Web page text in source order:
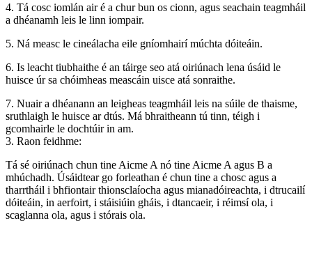
4. Tá cosc ​​​​iomlán air é a chur bun os cionn, agus seachain teagmháil
a dhéanamh leis le linn iompair.
5. Ná measc le cineálacha eile gníomhairí múchta dóiteáin.
6. Is leacht tiubhaithe é an táirge seo atá oiriúnach lena úsáid le
huisce úr sa chóimheas meascáin uisce atá sonraithe.
7. Nuair a dhéanann an leigheas teagmháil leis na súile de thaisme,
sruthlaigh le huisce ar dtús. Má bhraitheann tú tinn, téigh i
gcomhairle le dochtúir in am.
3. Raon feidhme:
Tá sé oiriúnach chun tine Aicme A nó tine Aicme A agus B a
mhúchadh. Úsáidtear go forleathan é chun tine a chosc agus a
tharrtháil i bhfiontair thionsclaíocha agus mianadóireachta, i dtrucailí
dóiteáin, in aerfoirt, i stáisiúin gháis, i dtancaeir, i réimsí ola, i
scaglanna ola, agus i stórais ola.